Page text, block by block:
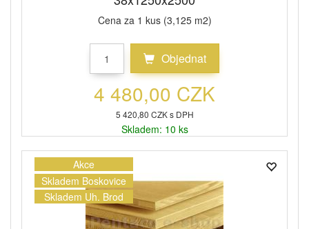
Cena za 1 kus (3,125 m2)
Objednat
4 480,00 CZK
5 420,80 CZK s DPH
Skladem: 10 ks
Akce
Skladem Boskovice
Skladem Uh. Brod